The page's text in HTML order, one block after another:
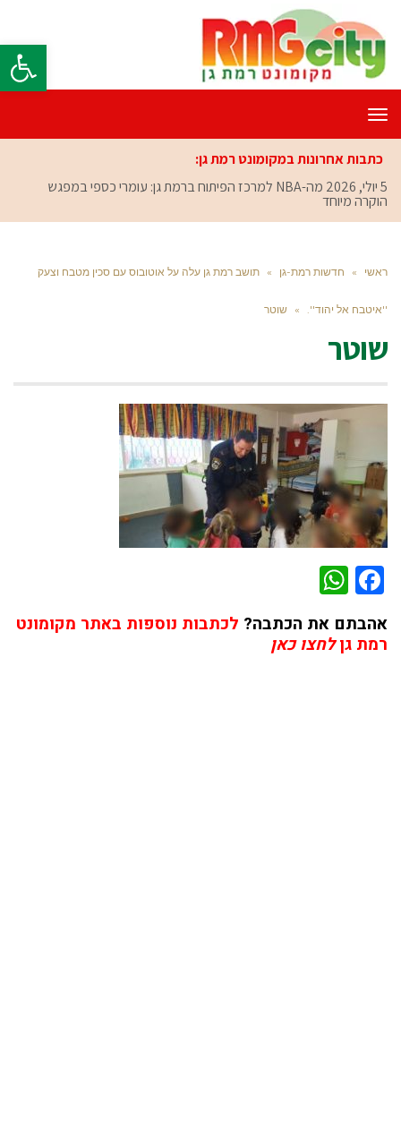
פתח
תפריט
כתבות אחרונות במקומונט רמת גן:
5 יולי, 2026
מה-NBA למרכז הפיתוח ברמת גן: עומרי כספי במפגש
הוקרה מיוחד
ראשי » חדשות רמת-גן » תושב רמת גן עלה על אוטובוס עם סכין מטבח וצעק
''איטבח אל יהוד''. » שוטר
שוטר
Facebook
אהבתם את הכתבה? לכתבות נוספות באתר מקומונט
רמת גןלחצו כאן